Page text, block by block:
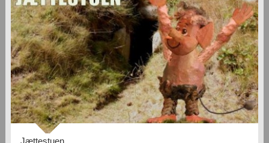
Jættestuen